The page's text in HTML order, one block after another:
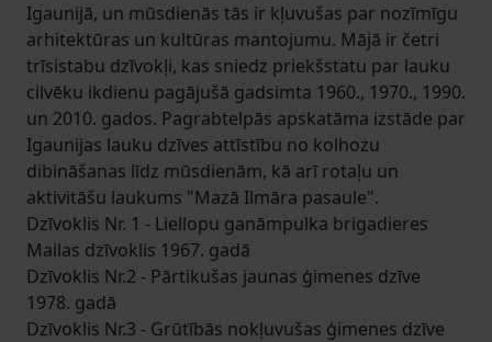
Igaunijā, un mūsdienās tās ir kļuvušas par nozīmīgu
arhitektūras un kultūras mantojumu. Mājā ir četri
trīsistabu dzīvokļi, kas sniedz priekšstatu par lauku
cilvēku ikdienu pagājušā gadsimta 1960., 1970., 1990.
un 2010. gados. Pagrabtelpās apskatāma izstāde par
Igaunijas lauku dzīves attīstību no kolhozu
dibināšanas līdz mūsdienām, kā arī rotaļu un
aktivitāšu laukums "Mazā Ilmāra pasaule".
Dzīvoklis Nr. 1 - Liellopu ganāmpulka brigadieres
Mailas dzīvoklis 1967. gadā
Dzīvoklis Nr.2 - Pārtikušas jaunas ģimenes dzīve
1978. gadā
Dzīvoklis Nr.3 - Grūtībās nokļuvušas ģimenes dzīve